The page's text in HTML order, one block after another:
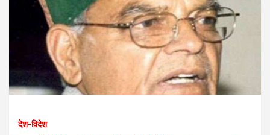
देश-विदेश